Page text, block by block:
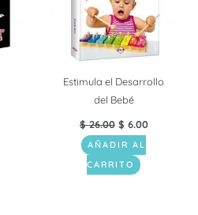
Estimula el Desarrollo
del Bebé
$26.00 $ 6.00
AÑADIR AL
CARRITO